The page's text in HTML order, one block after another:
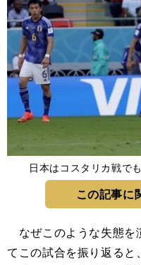
日本はコスタリカ戦で
この記事に
なぜこのような失態を
てこの試合を振り返る